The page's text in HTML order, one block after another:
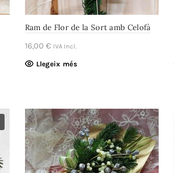
Ram de Flor de la Sort amb Celofà
16,00 € IVA Incl.
Llegeix més